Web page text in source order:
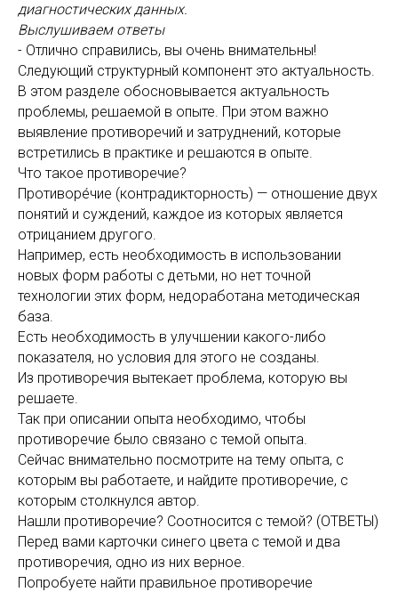
диагностических данных.
Выслушиваем ответы
- Отлично справились, вы очень внимательны!
Следующий структурный компонент это актуальность.
В этом разделе обосновывается актуальность
проблемы, решаемой в опыте. При этом важно
выявление противоречий и затруднений, которые
встретились в практике и решаются в опыте.
Что такое противоречие?
Противоре́чие (контрадикторность) — отношение двух
понятий и суждений, каждое из которых является
отрицанием другого.
Например, есть необходимость в использовании
новых форм работы с детьми, но нет точной
технологии этих форм, недоработана методическая
база.
Есть необходимость в улучшении какого-либо
показателя, но условия для этого не созданы.
Из противоречия вытекает проблема, которую вы
решаете.
Так при описании опыта необходимо, чтобы
противоречие было связано с темой опыта.
Сейчас внимательно посмотрите на тему опыта, с
которым вы работаете, и найдите противоречие, с
которым столкнулся автор.
Нашли противоречие? Соотносится с темой? (ОТВЕТЫ)
Перед вами карточки синего цвета с темой и два
противоречия, одно из них верное.
Попробуете найти правильное противоречие